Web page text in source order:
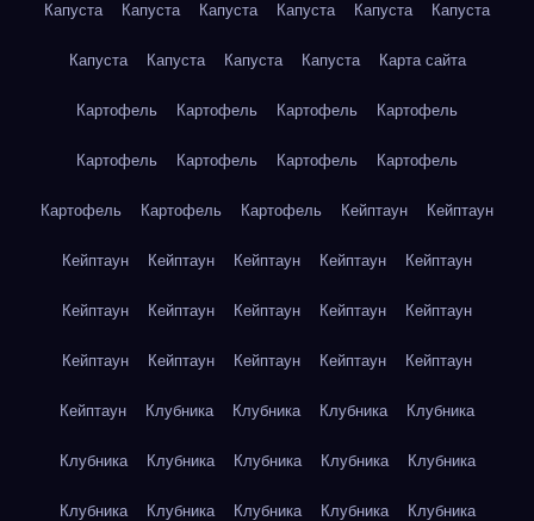
Капуста Капуста Капуста Капуста Капуста Капуста
Капуста Капуста Капуста Капуста Карта сайта
Картофель Картофель Картофель Картофель
Картофель Картофель Картофель Картофель
Картофель Картофель Картофель Кейптаун Кейптаун
Кейптаун Кейптаун Кейптаун Кейптаун Кейптаун
Кейптаун Кейптаун Кейптаун Кейптаун Кейптаун
Кейптаун Кейптаун Кейптаун Кейптаун Кейптаун
Кейптаун Клубника Клубника Клубника Клубника
Клубника Клубника Клубника Клубника Клубника
Клубника Клубника Клубника Клубника Клубника